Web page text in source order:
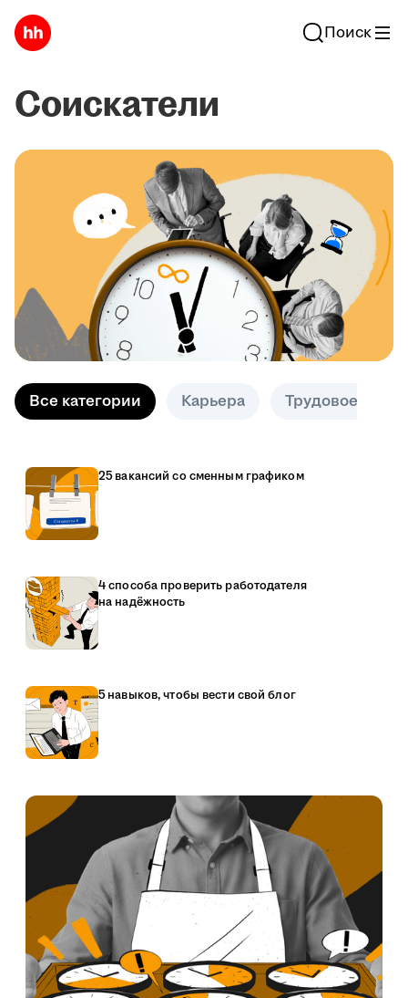
Поиск
Соискатели
Все категории Карьера Трудовое право
25 вакансий со сменным графиком
4 способа проверить работодателя
на надёжность
5 навыков, чтобы вести свой блог